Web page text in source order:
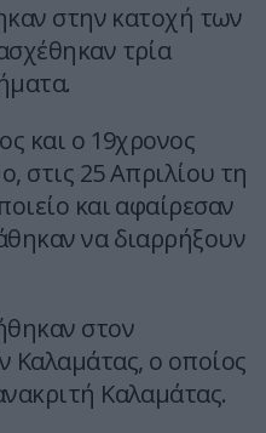
στην κατοχή των
τρία
και ο 19χρονος
στις 25 Απριλίου τη
και αφαίρεσαν
να διαρρήξουν
στον
Καλαμάτας, ο οποίος
Καλαμάτας.